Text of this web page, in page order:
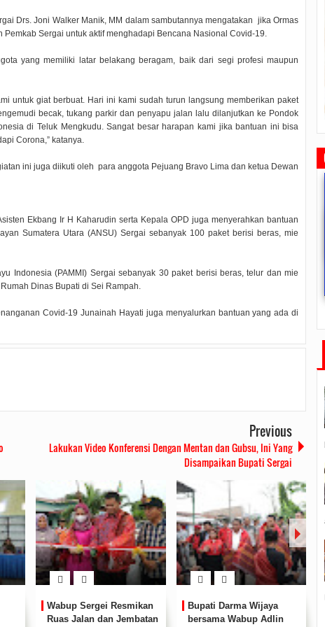
Drs. Joni Walker Manik, MM dalam sambutannya mengatakan jika Ormas
Sergai untuk aktif menghadapi Bencana Nasional Covid-19.
yang memiliki latar belakang beragam, baik dari segi profesi maupun
untuk giat berbuat. Hari ini kami sudah turun langsung memberikan paket
becak, tukang parkir dan penyapu jalan lalu dilanjutkan ke Pondok
di Teluk Mengkudu. Sangat besar harapan kami jika bantuan ini bisa
Corona,” katanya.
ini juga diikuti oleh para anggota Pejuang Bravo Lima dan ketua Dewan
Ekbang Ir H Kaharudin serta Kepala OPD juga menyerahkan bantuan
Sumatera Utara (ANSU) Sergai sebanyak 100 paket berisi beras, mie
Indonesia (PAMMI) Sergai sebanyak 30 paket berisi beras, telur dan mie
Dinas Bupati di Sei Rampah.
Covid-19 Junainah Hayati juga menyalurkan bantuan yang ada di
Previous
Lakukan Video Konferensi Dengan Mentan dan Gubsu, Ini Yang
Disampaikan Bupati Sergai
Jalan dan Jembatan di
Dolok Merawan
Wakili Puan Maharani,
Darma Wijaya Menutup
Rudi Sampaikan Rencana
Pembangunan Batam
Rudi Tinjau Pemupukan Pohon dan Safari Ramadhan Walikota
2019/05/14 0